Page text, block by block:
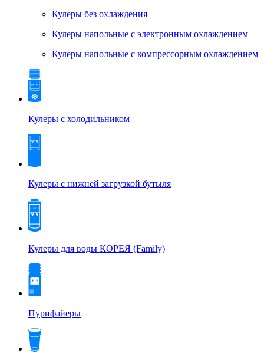
Кулеры без охлаждения
Кулеры напольные с электронным охлаждением
Кулеры напольные с компрессорным охлаждением
Кулеры с холодильником
Кулеры с нижней загрузкой бутыля
Кулеры для воды КОРЕЯ (Family)
Пурифайеры